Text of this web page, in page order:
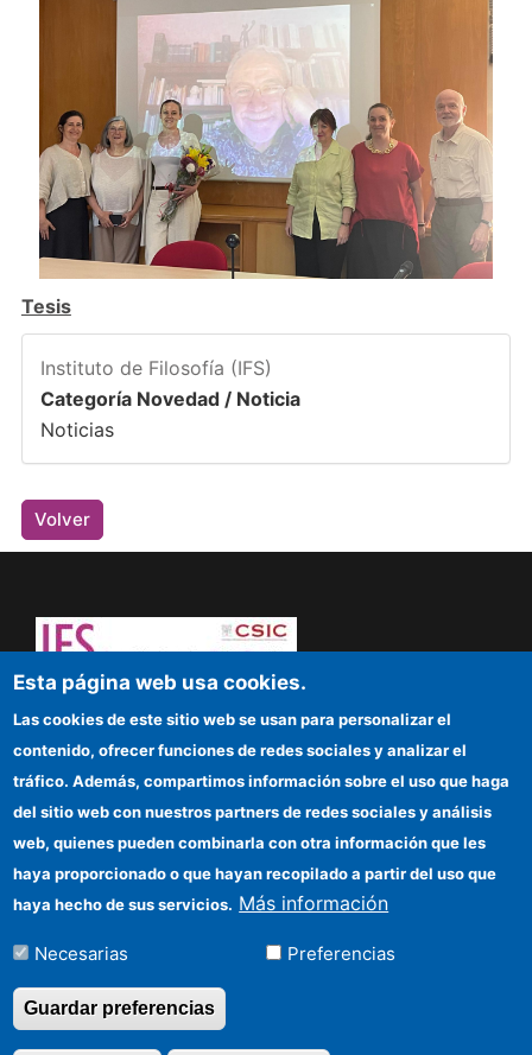
Tesis
Instituto de Filosofía (IFS)
Categoría Novedad / Noticia
Noticias
Volver
¡Atrévete a pensar! Sapere aude
IFS
Sede electrónica CSIC
Organismos financiadores
Cómo llegar
Información para proveedores
Esta página web usa cookies.
Las cookies de este sitio web se usan para personalizar el
contenido, ofrecer funciones de redes sociales y analizar el
tráfico. Además, compartimos información sobre el uso que haga
del sitio web con nuestros partners de redes sociales y análisis
web, quienes pueden combinarla con otra información que les
haya proporcionado o que hayan recopilado a partir del uso que
haya hecho de sus servicios. Más información
Necesarias Preferencias
Guardar preferencias